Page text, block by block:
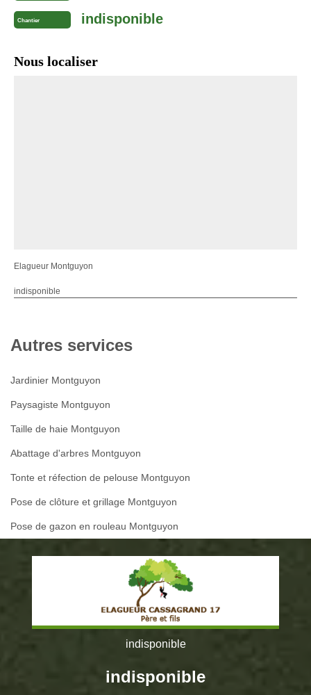
Chantier indisponible
Nous localiser
Elagueur Montguyon
indisponible
Autres services
Jardinier Montguyon
Paysagiste Montguyon
Taille de haie Montguyon
Abattage d'arbres Montguyon
Tonte et réfection de pelouse Montguyon
Pose de clôture et grillage Montguyon
Pose de gazon en rouleau Montguyon
indisponible
indisponible